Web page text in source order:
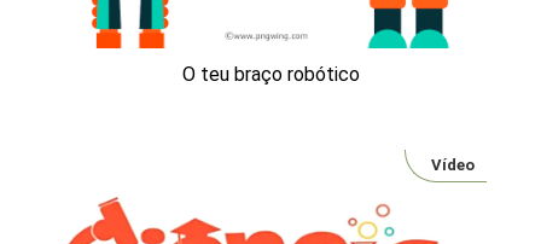
O teu braço robótico
Vídeo